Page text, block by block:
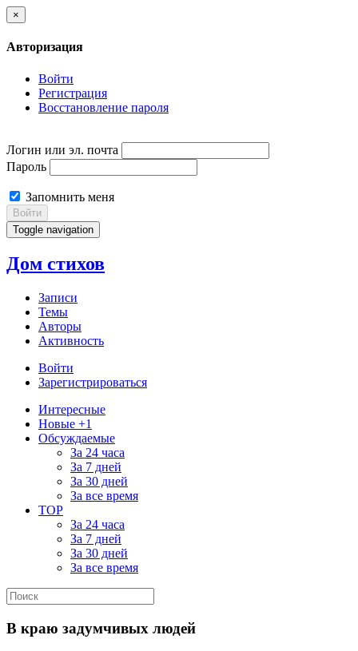
×
Авторизация
Войти
Регистрация
Восстановление пароля
Логин или эл. почта
Пароль
Запомнить меня
Войти
Toggle navigation
Дом стихов
Записи
Темы
Авторы
Активность
Войти
Зарегистрироваться
Интересные
Новые +1
Обсуждаемые
За 24 часа
За 7 дней
За 30 дней
За все время
TOP
За 24 часа
За 7 дней
За 30 дней
За все время
В краю задумчивых людей